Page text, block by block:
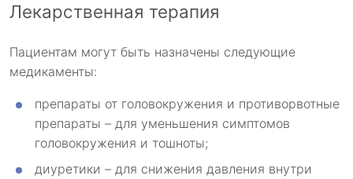
Лекарственная терапия
Пациентам могут быть назначены следующие
медикаменты:
препараты от головокружения и противорвотные
препараты – для уменьшения симптомов
головокружения и тошноты;
диуретики – для снижения давления внутри